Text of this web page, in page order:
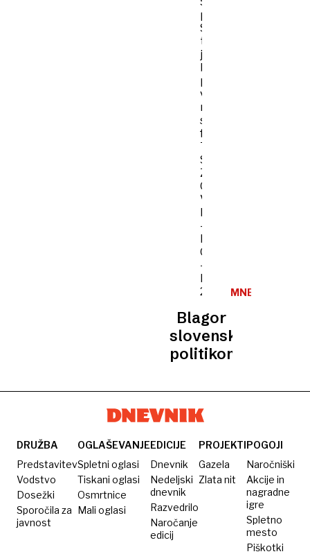
MNENJA
Blagor
slovenskim
politikom
DRUŽBA
Predstavitev
Vodstvo
Dosežki
Sporočila za
javnost
OGLAŠEVANJE
Spletni oglasi
Tiskani oglasi
Osmrtnice
Mali oglasi
EDICIJE
Dnevnik
Nedeljski
dnevnik
Razvedrilo
Naročanje
edicij
PROJEKTI
Gazela
Zlata nit
POGOJI
Naročniški
Akcije in
nagradne
igre
Spletno
mesto
Piškotki